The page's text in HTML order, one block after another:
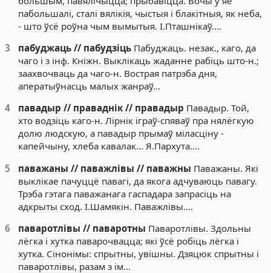
пабольшалі, сталі вялікія, чыстыя і блакітныя, як неба,
- што ўсё роўна чым вымытыя. І.Пташнікаў.…
3
пабуджаць // пабудзіць Пабуджаць. незак., каго, да
чаго і з інф. Кніжн. Выклікаць жаданне рабіць што-н.;
заахвочваць да чаго-н. Вострая патрэба дня,
аператыўнасць малых жанраў…
4
павадыр // праваднік // правадыр Павадыр. Той,
хто водзіць каго-н. Лірнік іграў-спяваў пра нялёгкую
долю людскую, а павадыр прымаў міласціну -
капейчыну, хлеба кавалак... Я.Пархута.…
5
паважаны // паважлівы // паважны Паважаны. Які
выклікае пачуццё павагі, да якога адчуваюць павагу.
Трэба гэтага паважанага гаспадара запрасіць на
адкрыты сход. І.Шамякін. Паважлівы.…
6
паваротлівы // паваротны Паваротлівы. Здольны
лёгка і хутка паварочвацца; які ўсё робіць лёгка і
хутка. Сінонімы: спрытны, увішны. Дзяцюк спрытны і
паваротлівы, разам з ім…